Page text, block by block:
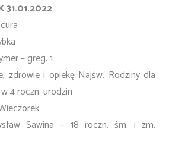
31.01.2022
– greg. 1
zdrowie i opiekę Najśw. Rodziny dla
4 roczn. urodzin
Sawina – 18 roczn. śm. i zm.